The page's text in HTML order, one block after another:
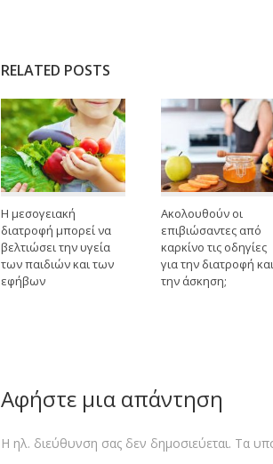
RELATED POSTS
Η μεσογειακή
διατροφή μπορεί να
βελτιώσει την υγεία
των παιδιών και των
εφήβων
Ακολουθούν οι
επιβιώσαντες από
καρκίνο τις οδηγίες
για την διατροφή και
την άσκηση;
Αφήστε μια απάντηση
Η ηλ. διεύθυνση σας δεν δημοσιεύεται. Τα